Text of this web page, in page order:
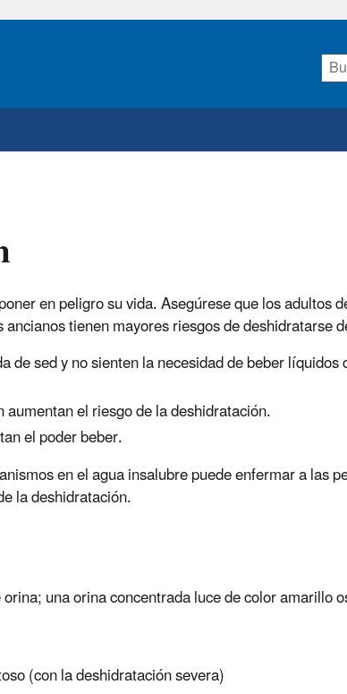
Pasar
en peligro su vida. Asegúrese que los adultos
tienen mayores riesgos de deshidratarse
de sed y no sienten la necesidad de beber
el riesgo de la deshidratación.
el poder beber.
en el agua insalubre puede enfermar a las
la deshidratación.
una orina concentrada luce de color amarillo
(con la deshidratación severa)